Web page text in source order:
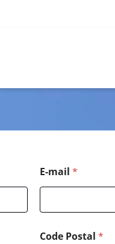
E-mail *
Code Postal *